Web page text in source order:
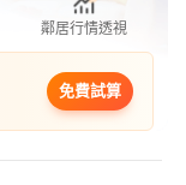
鄰居行情透視
免費試算